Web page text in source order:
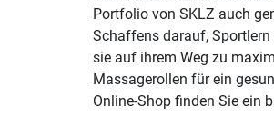
Portfolio von SKLZ auch
Schaffens darauf,
sie auf ihrem Weg zu
Massagerollen für ein
Online-Shop finden Sie ein